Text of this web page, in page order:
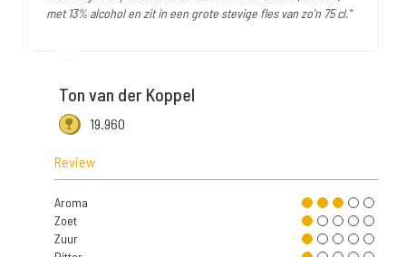
met 13% alcohol en zit in een grote stevige fles van zo'n 75 cl."
Ton van der Koppel
19.960
Review
Aroma
Zoet
Zuur